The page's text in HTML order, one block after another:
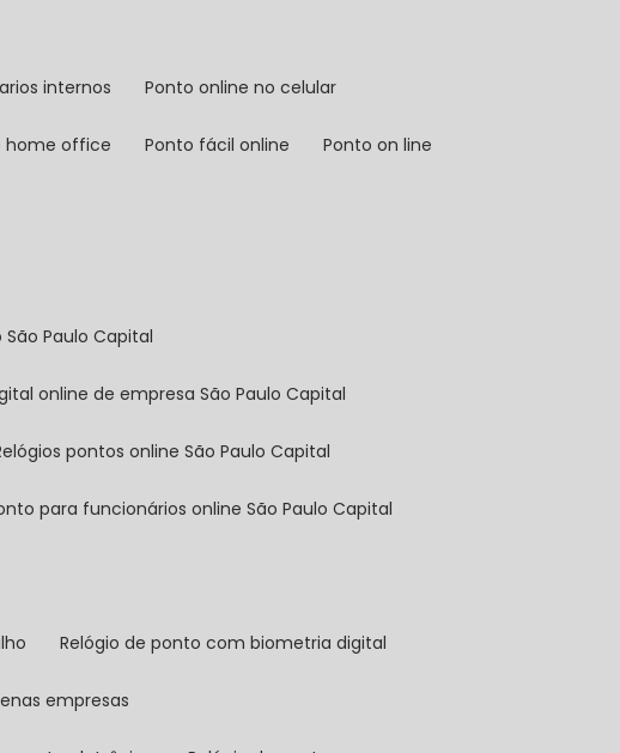
internos ponto online no celular
home office ponto fácil online ponto on line
Paulo Capital
online de empresa São Paulo Capital
relógios pontos online São Paulo Capital
para funcionários online São Paulo Capital
relógio de ponto com biometria digital
empresas